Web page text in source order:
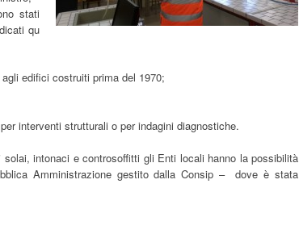
stati
qu
edifici costruiti prima del 1970;
interventi strutturali o per indagini diagnostiche.
intonaci e controsoffitti gli Enti locali hanno la possibilità
Amministrazione gestito dalla Consip – dove è stata